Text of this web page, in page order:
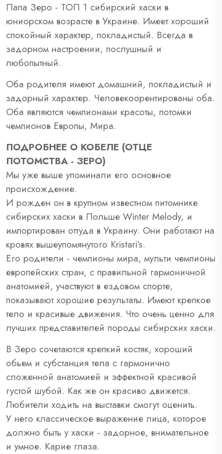
Папа Зеро - ТОП 1 сибирский хаски в
юниорском возрасте в Украине. Имеет хороший
спокойный характер, покладистый. Всегда в
задорном настроении, послушный и
любопытный.
Оба родителя имеют домашний, покладистый и
задорный характер. Человекоорентированы оба.
Оба являются чемпионами красоты, потомки
чемпионов Европы, Мира.
ПОДРОБНЕЕ О КОБЕЛЕ (ОТЦЕ
ПОТОМСТВА - ЗЕРО)
Мы уже выше упоминали его основное
происхождение.
И рожден он в крупном известном питомнике
сибирских хаски в Польше Winter Melody, и
импортирован оттуда в Украину. Они работают на
кровях вышеупомянутого Kristari’s.
Его родители - чемпионы мира, мульти чемпионы
европейских стран, с правильной гармоничной
анатомией, участвуют в ездовом спорте,
показывают хорошие результаты. Имеют крепкое
тело и красивые движения. Что очень ценно для
лучших представителей породы сибирских хаски.
В Зеро сочетаются крепкий костяк, хороший
обьем и субстанция тела с гармонично
сложенной анатомией и эффектной красивой
густой шубой. Как же он красиво движется.
Любители ходить на выставки смогут оценить.
У него классическое выражение лица, которое
должно быть у хаски - задорное, внимательное
и умное. Карие глаза.